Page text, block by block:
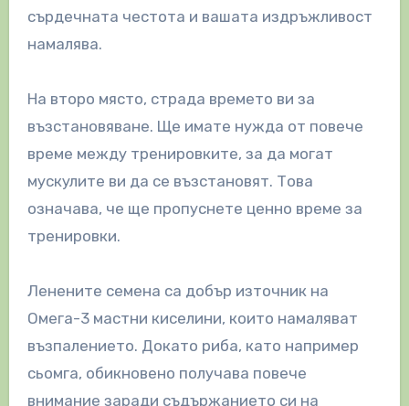
сърдечната честота и вашата издръжливост
намалява.
На второ място, страда времето ви за
възстановяване. Ще имате нужда от повече
време между тренировките, за да могат
мускулите ви да се възстановят. Това
означава, че ще пропуснете ценно време за
тренировки.
Ленените семена са добър източник на
Омега-3 мастни киселини, които намаляват
възпалението. Докато риба, като например
сьомга, обикновено получава повече
внимание заради съдържанието си на